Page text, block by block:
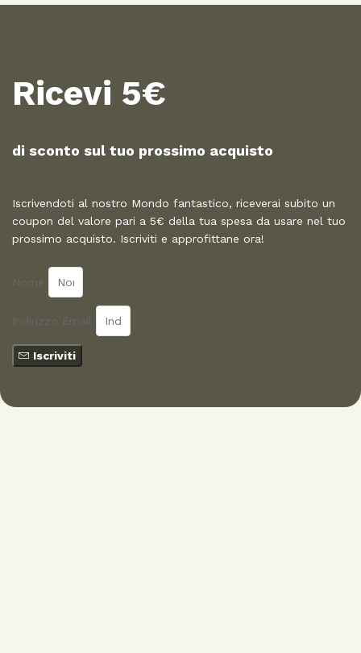
Ricevi 5€
di sconto sul tuo prossimo acquisto​
Iscrivendoti al nostro Mondo fantastico, riceverai subito un
coupon del valore pari a 5€ della tua spesa da usare nel tuo
prossimo acquisto. Iscriviti e approfittane ora!
Nome
Indirizzo Email
Iscriviti